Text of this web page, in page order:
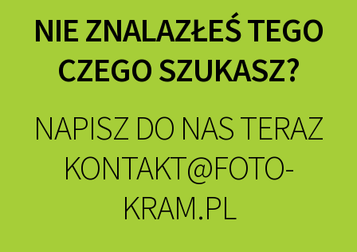
NIE ZNALAZŁEŚ TEGO
CZEGO SZUKASZ?
NAPISZ DO NAS TERAZ
KONTAKT@FOTO-
KRAM.PL